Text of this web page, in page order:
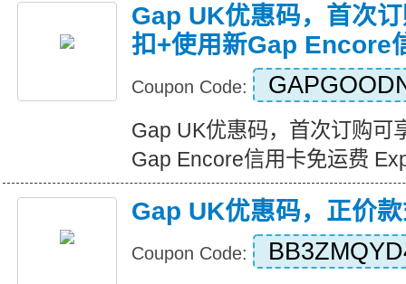
Gap UK优惠码，首次
扣+使用新Gap Encore
Coupon Code:
Gap UK优惠码，首次订购可
Gap Encore信用卡免运费
Gap UK优惠码，正价
Coupon Code: